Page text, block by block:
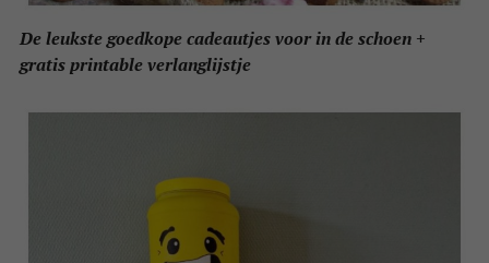
De leukste goedkope cadeautjes voor in de schoen +
gratis printable verlanglijstje